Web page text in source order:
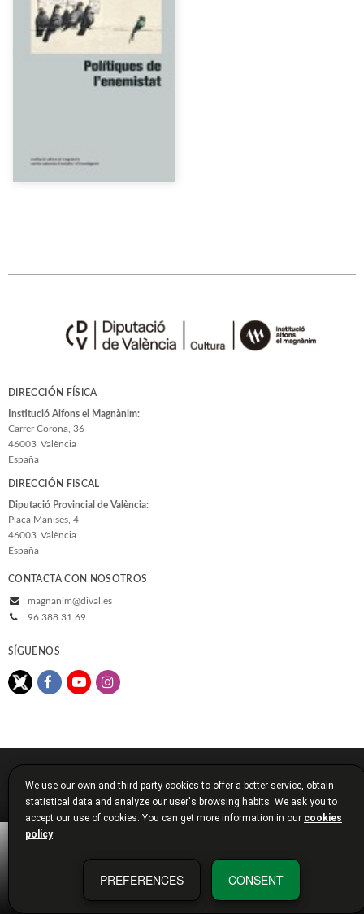
DIRECCIÓN FÍSICA
Institució Alfons el Magnànim:
Carrer Corona, 36
46003 València
España
DIRECCIÓN FISCAL
Diputació Provincial de València:
Plaça Manises, 4
46003 València
España
CONTACTA CON NOSOTROS
magnanim@dival.es
96 388 31 69
SÍGUENOS
Política de cookies
Diputación de Valencia
We use our own and third party cookies to offer a better service, obtain
statistical data and analyze our user's browsing habits. We ask you to
accept our use of cookies. You can get more information in our cookies
policy.
PREFERENCES CONSENT